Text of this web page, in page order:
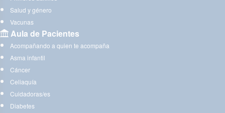
Salud y género
Vacunas
Aula de Pacientes
Acompañando a quien te acompaña
Asma infantil
Cáncer
Celiaquía
Cuidadoras/es
Diabetes